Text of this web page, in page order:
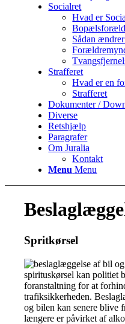
Socialret
Hvad er
Sådan
Strafferet
Hvad er en
Strafferet
Dokumenter /
Diverse
Retshjælp
Paragrafer
Om Juralia
Kontakt
Menu Menu
Spritkørsel
spirituskørsel kan politiet
foranstaltning for at
trafiksikkerheden.
og bilen kan senere blive
længere er påvirket af